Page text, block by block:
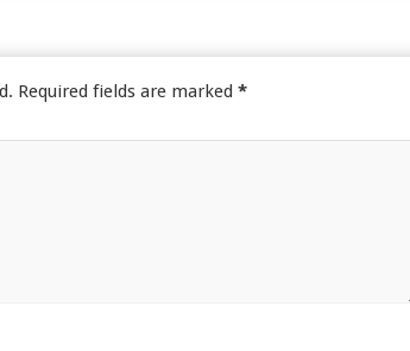
Required fields are marked *